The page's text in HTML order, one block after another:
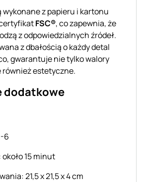
wykonane z papieru i kartonu
FSC®, co zapewnia, że
z odpowiedzialnych źródeł.
z dbałością o każdy detal
gwarantuje nie tylko walory
również estetyczne.
dodatkowe
6
15 minut
21,5 x 21,5 x 4 cm